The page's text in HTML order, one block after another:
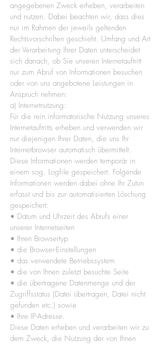
angegebenen Zweck erheben, verarbeiten
und nutzen. Dabei beachten wir, dass dies
nur im Rahmen der jeweils geltenden
Rechtsvorschriften geschieht. Umfang und Art
der Verarbeitung Ihrer Daten unterscheidet
sich danach, ob Sie unseren Internetauftritt
nur zum Abruf von Informationen besuchen
oder von uns angebotene Leistungen in
Anspruch nehmen:
a) Internetnutzung:
Für die rein informatorische Nutzung unseres
Internetauftritts erheben und verwenden wir
nur diejenigen Ihrer Daten, die uns Ihr
Internetbrowser automatisch übermittelt.
Diese Informationen werden temporär in
einem sog. Logfile gespeichert. Folgende
Informationen werden dabei ohne Ihr Zutun
erfasst und bis zur automatisierten Löschung
gespeichert:
• Datum und Uhrzeit des Abrufs einer
unserer Internetseiten
• Ihren Browsertyp
• die Browser-Einstellungen
• das verwendete Betriebssystem
• die von Ihnen zuletzt besuchte Seite
• die übertragene Datenmenge und der
Zugriffsstatus (Datei übertragen, Datei nicht
gefunden etc.) sowie
• Ihre IP-Adresse.
Diese Daten erheben und verarbeiten wir zu
dem Zweck, die Nutzung der von Ihnen